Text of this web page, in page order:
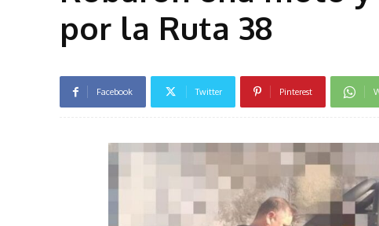
por la Ruta 38
Facebook Twitter Pinterest